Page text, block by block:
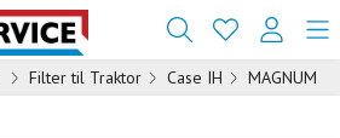
Filter til Traktor Case IH MAGNUM